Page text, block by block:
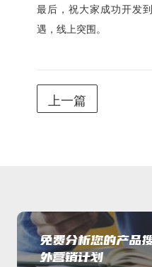
最后，祝大家成功开发
遇，线上突围。
上一篇
免费分析您的产品
外营销计划